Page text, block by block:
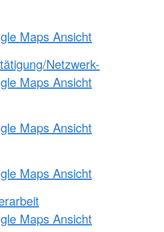
Maps Ansicht
Netzwerk-
Maps Ansicht
Maps Ansicht
Maps Ansicht
Maps Ansicht